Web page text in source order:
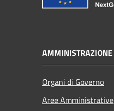
AMMINISTRAZIONE
Organi di Governo
Aree Amministrative